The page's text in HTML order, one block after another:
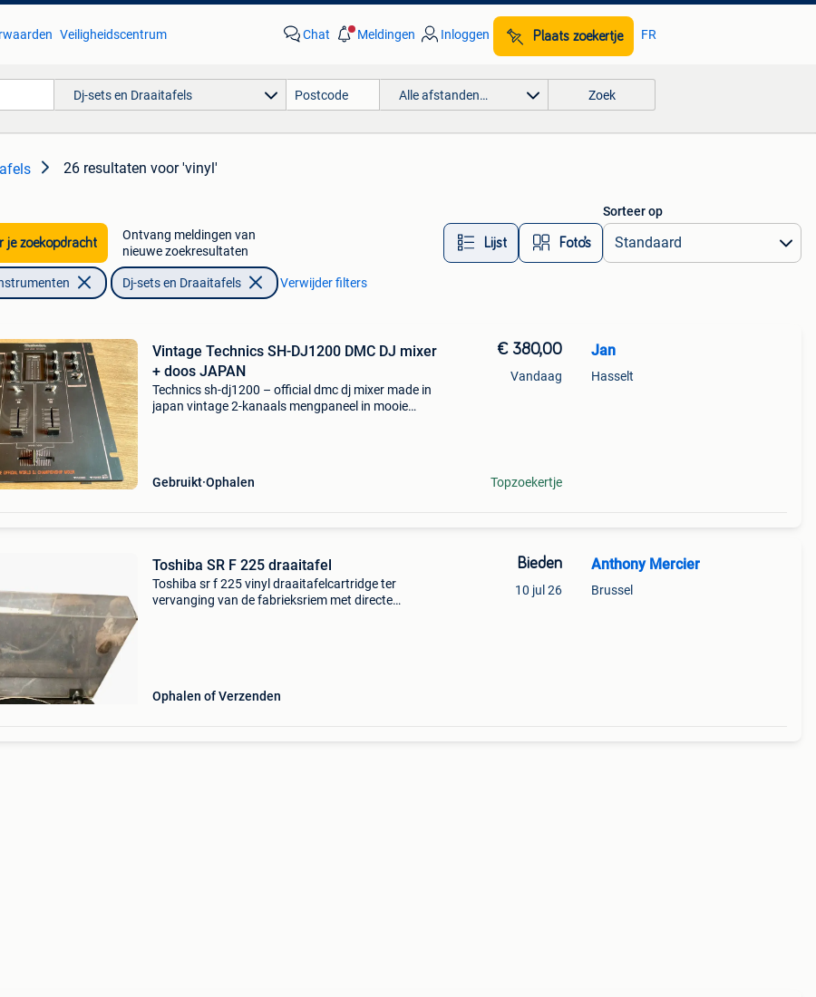
Veiligheidscentrum Chat Meldingen Inloggen Plaats zoekertje FR
Dj-sets en Draaitafels Alle afstanden… Zoek
26 resultaten voor 'vinyl'
je zoekopdracht
Ontvang meldingen van
nieuwe zoekresultaten
Lijst Foto’s
Sorteer op
Dj-sets en Draaitafels Verwijder filters
Vintage Technics SH-DJ1200 DMC DJ mixer
+ doos JAPAN
Technics sh-dj1200 – official dmc dj mixer made in
japan vintage 2-kanaals mengpaneel in mooie
Gebruikt Ophalen
€ 380,00
Vandaag
Topzoekertje
Jan
Hasselt
Toshiba SR F 225 draaitafel
Toshiba sr f 225 vinyl draaitafelcartridge ter
vervanging van de fabrieksriem met directe
Ophalen of Verzenden
Bieden
10 jul 26
Anthony Mercier
Brussel